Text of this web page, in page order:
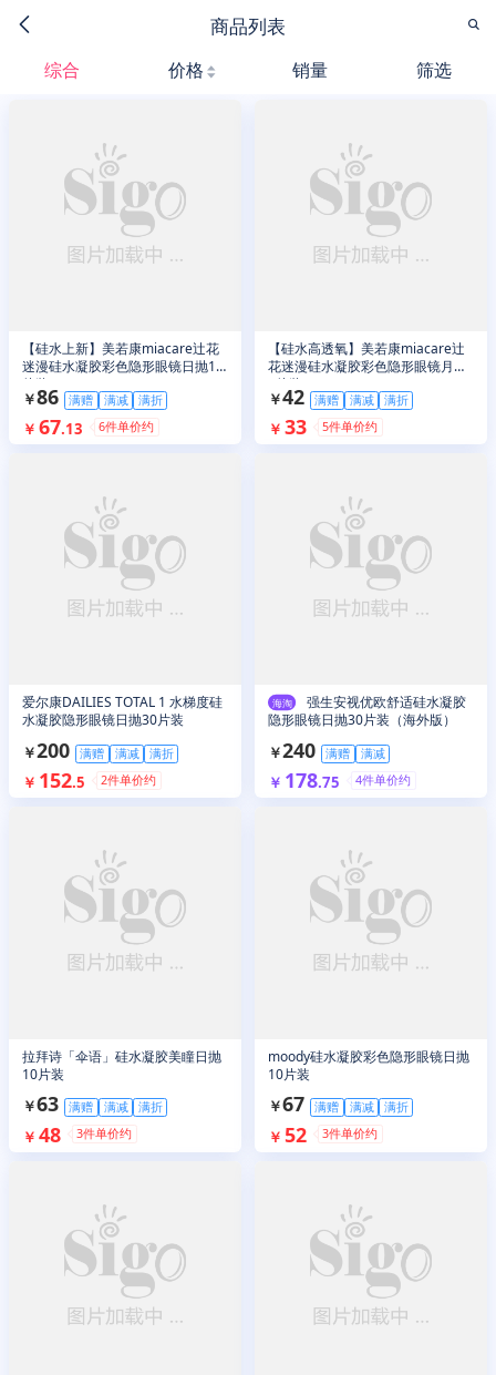
商品列表
综合 价格 销量 筛选
【硅水上新】美若康miacare辻花
迷漫硅水凝胶彩色隐形眼镜日抛10
片装
￥86 满赠 满减 满折
￥ 67.13 6件单价约
【硅水高透氧】美若康miacare辻
花迷漫硅水凝胶彩色隐形眼镜月抛
1片装
￥42 满赠 满减 满折
￥ 33 5件单价约
爱尔康DAILIES TOTAL 1 水梯度硅
水凝胶隐形眼镜日抛30片装
￥200 满赠 满减 满折
￥ 152.5 2件单价约
海淘
强生安视优欧舒适硅水凝胶
隐形眼镜日抛30片装（海外版）
￥240 满赠 满减
￥ 178.75 4件单价约
拉拜诗「伞语」硅水凝胶美瞳日抛
10片装
￥63 满赠 满减 满折
￥ 48 3件单价约
moody硅水凝胶彩色隐形眼镜日抛
10片装
￥67 满赠 满减 满折
￥ 52 3件单价约